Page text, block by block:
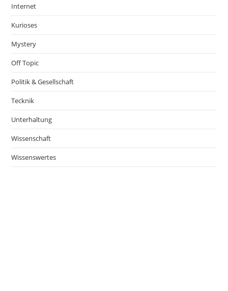
Internet
Kurioses
Mystery
Off Topic
Politik & Gesellschaft
Tecknik
Unterhaltung
Wissenschaft
Wissenswertes